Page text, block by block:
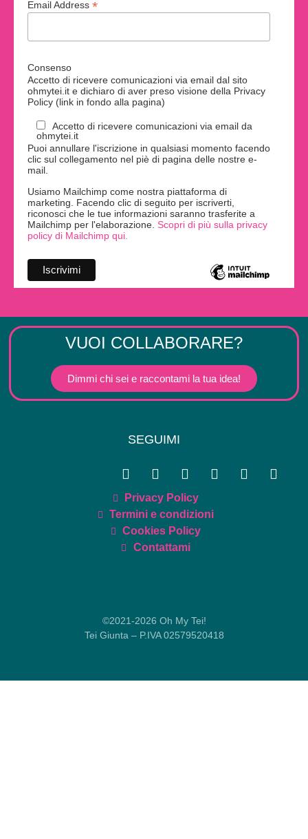
Email Address *
Consenso
Accetto di ricevere comunicazioni via email dal sito
ohmytei.it e dichiaro di aver preso visione della Privacy
Policy (link in fondo alla pagina)
Accetto di ricevere comunicazioni via email da
ohmytei.it
Puoi annullare l'iscrizione in qualsiasi momento facendo
clic sul collegamento nel piè di pagina delle nostre e-
mail.
Usiamo Mailchimp come nostra piattaforma di
marketing. Facendo clic di seguito per iscriverti,
riconosci che le tue informazioni saranno trasferite a
Mailchimp per l'elaborazione. Scopri di più sulla privacy
policy di Mailchimp qui.
VUOI COLLABORARE?
Dimmi chi sei e raccontami la tua idea!
SEGUIMI
Privacy Policy
Termini e condizioni
Cookies Policy
Contattami
©2021-2026 Oh My Tei!
Tei Giunta – P.IVA 02579520418